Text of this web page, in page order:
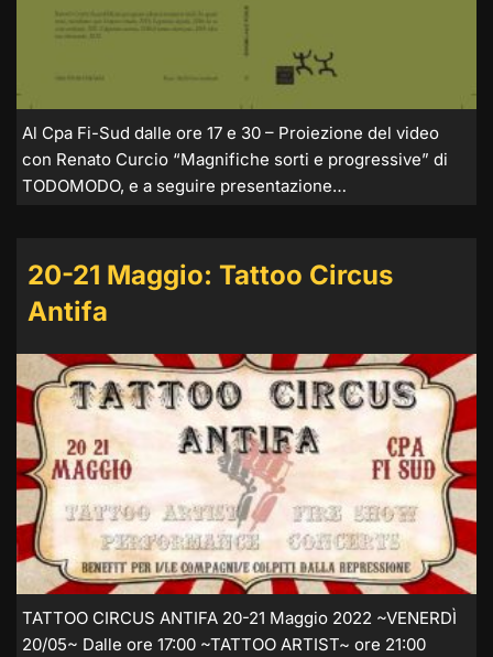
Al Cpa Fi-Sud dalle ore 17 e 30 – Proiezione del video
con Renato Curcio “Magnifiche sorti e progressive” di
TODOMODO, e a seguire presentazione…
20-21 Maggio: Tattoo Circus
Antifa
TATTOO CIRCUS ANTIFA 20-21 Maggio 2022 ~VENERDÌ
20/05~ Dalle ore 17:00 ~TATTOO ARTIST~ ore 21:00